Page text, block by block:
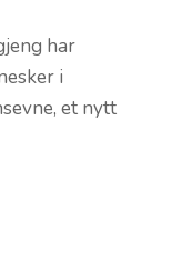
har
i
et nytt